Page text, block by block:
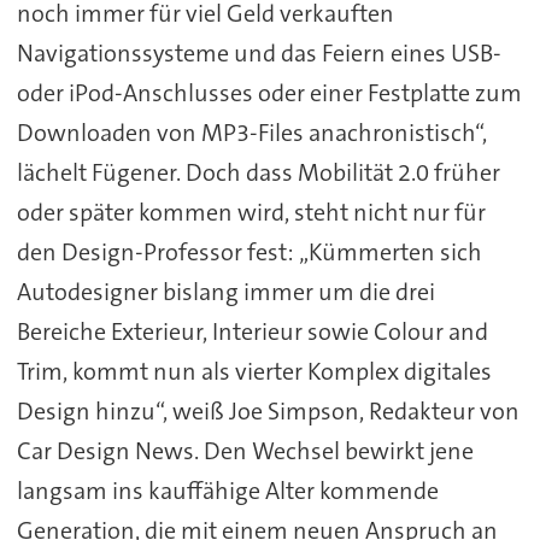
noch immer für viel Geld verkauften
Navigationssysteme und das Feiern eines USB-
oder iPod-Anschlusses oder einer Festplatte zum
Downloaden von MP3-Files anachronistisch“,
lächelt Fügener. Doch dass Mobilität 2.0 früher
oder später kommen wird, steht nicht nur für
den Design-Professor fest: „Kümmerten sich
Autodesigner bislang immer um die drei
Bereiche Exterieur, Interieur sowie Colour and
Trim, kommt nun als vierter Komplex digitales
Design hinzu“, weiß Joe Simpson, Redakteur von
Car Design News. Den Wechsel bewirkt jene
langsam ins kauffähige Alter kommende
Generation, die mit einem neuen Anspruch an